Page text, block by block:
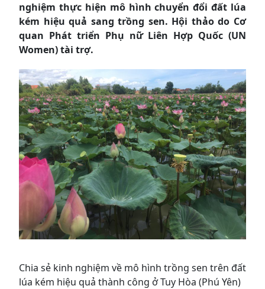
nghiệm thực hiện mô hình chuyển đổi đất lúa
kém hiệu quả sang trồng sen. Hội thảo do Cơ
quan Phát triển Phụ nữ Liên Hợp Quốc (UN
Women) tài trợ.
Chia sẻ kinh nghiệm về mô hình trồng sen trên đất
lúa kém hiệu quả thành công ở Tuy Hòa (Phú Yên)